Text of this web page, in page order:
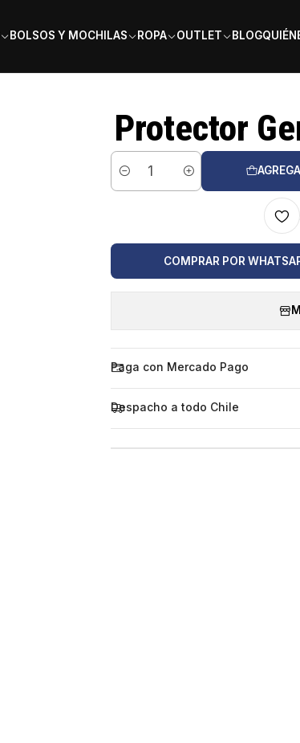
BOLSOS Y MOCHILAS ROPA OUTLET BLOG
Protector
Cantidad
COMPRAR POR
Paga con Mercado Pago
Despacho a todo Chile